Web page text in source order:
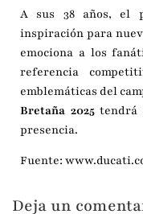
A sus 38 años, el
inspiración para
emociona a los
referencia
emblemáticas del
Bretaña 2025tendrá
presencia.
Fuente:
Deja un